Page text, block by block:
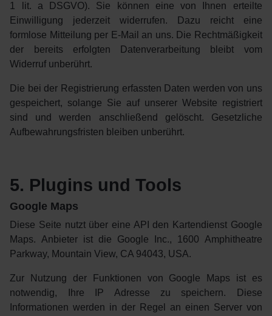
1 lit. a DSGVO). Sie können eine von Ihnen erteilte
Einwilligung jederzeit widerrufen. Dazu reicht eine
formlose Mitteilung per E-Mail an uns. Die Rechtmäßigkeit
der bereits erfolgten Datenverarbeitung bleibt vom
Widerruf unberührt.
Die bei der Registrierung erfassten Daten werden von uns
gespeichert, solange Sie auf unserer Website registriert
sind und werden anschließend gelöscht. Gesetzliche
Aufbewahrungsfristen bleiben unberührt.
5. Plugins und Tools
Google Maps
Diese Seite nutzt über eine API den Kartendienst Google
Maps. Anbieter ist die Google Inc., 1600 Amphitheatre
Parkway, Mountain View, CA 94043, USA.
Zur Nutzung der Funktionen von Google Maps ist es
notwendig, Ihre IP Adresse zu speichern. Diese
Informationen werden in der Regel an einen Server von